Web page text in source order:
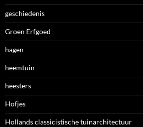
geschiedenis
Groen Erfgoed
hagen
heemtuin
heesters
Hofjes
Hollands classicistische tuinarchitectuur